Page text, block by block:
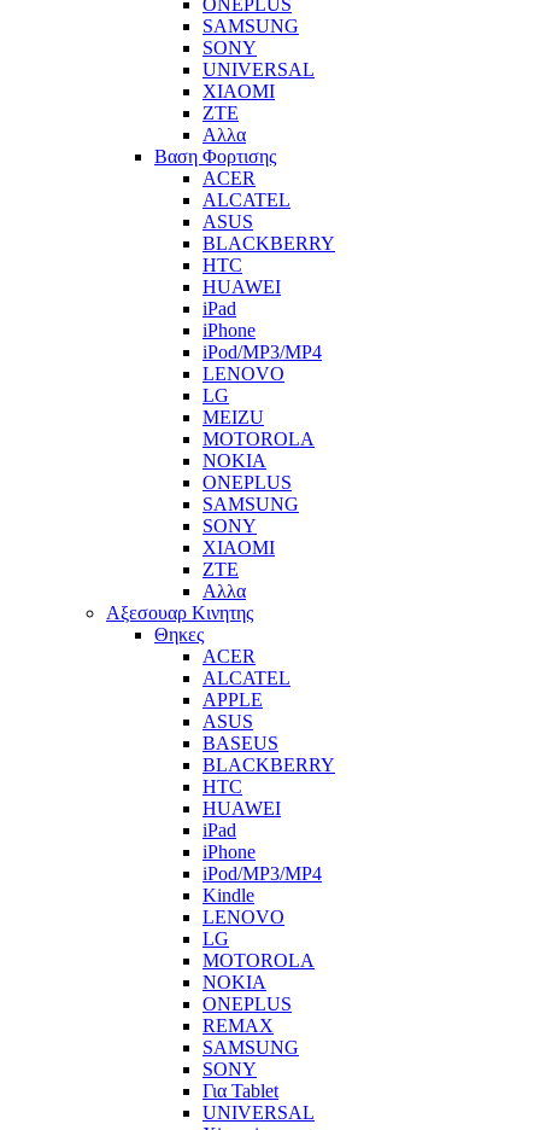
ONEPLUS
SAMSUNG
SONY
UNIVERSAL
XIAOMI
ZTE
Αλλα
Βαση Φορτισης
ACER
ALCATEL
ASUS
BLACKBERRY
HTC
HUAWEI
iPad
iPhone
iPod/MP3/MP4
LENOVO
LG
MEIZU
MOTOROLA
NOKIA
ONEPLUS
SAMSUNG
SONY
XIAOMI
ZTE
Αλλα
Αξεσουαρ Κινητης
Θηκες
ACER
ALCATEL
APPLE
ASUS
BASEUS
BLACKBERRY
HTC
HUAWEI
iPad
iPhone
iPod/MP3/MP4
Kindle
LENOVO
LG
MOTOROLA
NOKIA
ONEPLUS
REMAX
SAMSUNG
SONY
Για Tablet
UNIVERSAL